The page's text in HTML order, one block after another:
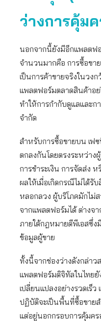
ว่างการคุ้ม
นอกจากนี้ยังมีอีกแพลตฟอ
จำนวนมากคือ การซื้อข
เป็นการค้าขายจริงในวง
แพลตฟอร์มตลาดสินค้าอ
ทำให้การกำกับดูแลและก
จำกัด
สำหรับการซื้อขายบน เฟ
ตกลงกันโดยตรงระหว่าง
การชำระเงิน การจัดส่ง
ผลให้เมื่อเกิดกรณีไม่ได้รั
หลอกลวง ผู้บริโภคมักไม่
จากแพลตฟอร์มได้ ต่างจ
ภายใต้กฎหมายดีพีเอสซึ่ง
ข้อมูลผู้ขาย
ทั้งนี้จากช่องว่างดังกล่าว
แพลตฟอร์มดิจิทัลในไทย
เปลี่ยนแปลงอย่างรวดเร็
ปฏิบัติจะเป็นพื้นที่ซื้อขาย
แต่อยู่นอกกรอบการคุ้มค